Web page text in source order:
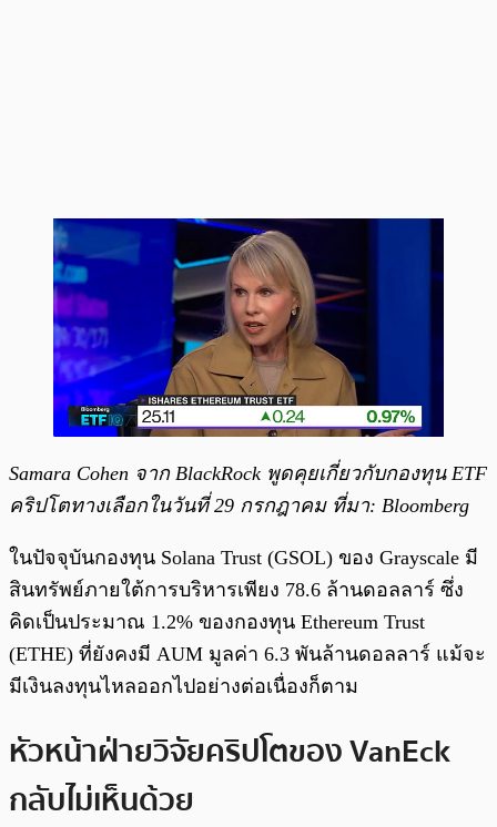
Samara Cohen จาก BlackRock พูดคุยเกี่ยวกับกองทุน ETF
คริปโตทางเลือกในวันที่ 29 กรกฎาคม ที่มา: Bloomberg
ในปัจจุบันกองทุน Solana Trust (GSOL) ของ Grayscale มี
สินทรัพย์ภายใต้การบริหารเพียง 78.6 ล้านดอลลาร์ ซึ่ง
คิดเป็นประมาณ 1.2% ของกองทุน Ethereum Trust
(ETHE) ที่ยังคงมี AUM มูลค่า 6.3 พันล้านดอลลาร์ แม้จะ
มีเงินลงทุนไหลออกไปอย่างต่อเนื่องก็ตาม
หัวหน้าฝ่ายวิจัยคริปโตของ VanEck
กลับไม่เห็นด้วย